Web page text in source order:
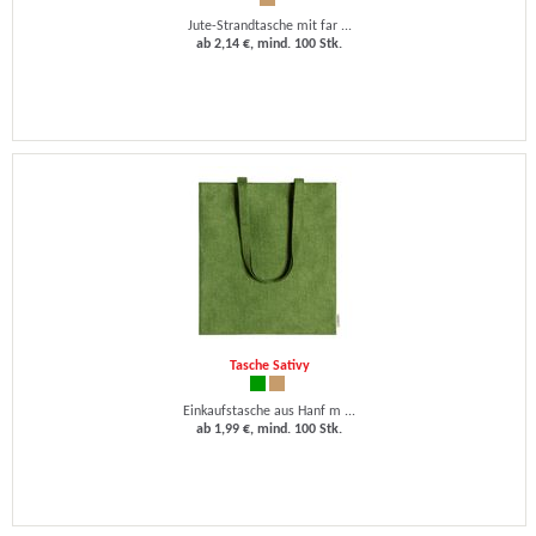
Jute-Strandtasche mit far ...
ab 2,14 €, mind. 100 Stk.
Tasche Sativy
Einkaufstasche aus Hanf m ...
ab 1,99 €, mind. 100 Stk.